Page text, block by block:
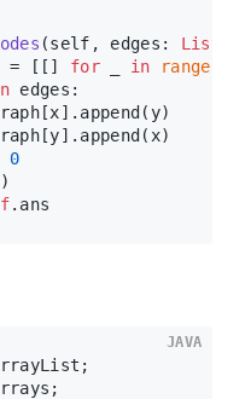
(self, edges: List
= [[] for _ in range
edges:
0
)
.ans
JAVA